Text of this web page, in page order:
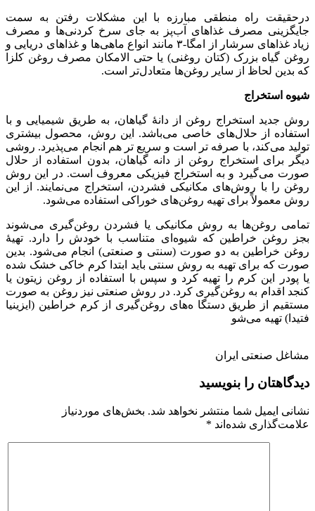
درحقیقت راه منطقی مبارزه با این مشکلات رفتن به سمت
جایگزینی مصرف غذاهای آب‌پز به جای سرخ کردنی‌ها و مصرف
زیاد غذاهای سرشار از امگا-۳ مانند انواع ماهی‌ها و غذاهای دریایی و
روغن گیاه بزرک (کتان روغنی) یا حتی الامکان مصرف روغن کلزا
که بدین لحاظ از سایر روغن‌ها متعادل‌تر است.
شیوه استخراج
روش جدید استخراج روغن از دانهٔ گیاهان، به طریق شیمیایی و با
استفاده از حلال‌های خاصی می‌باشد. این روش، محصول بیشتری
تولید می‌کند، با صرفه تر است و سریع تر هم انجام می‌پذیرد. روشی
دیگر برای استخراج روغن از دانه گیاهان، بدون استفاده از حلال
صورت می‌گیرد و به استخراج فیزیکی معروف است. در این روش
روغن را با روش‌های مکانیکی فشردن، استخراج می‌نمایند. از این
روش معمولاً برای تهیه روغن‌های خوراکی استفاده می‌شود.
تمامی روغن‌ها به روش مکانیکی یا فشردن روغن‌گیری می‌شوند
بجز روغن خراطین که شیوه‌ای متناسب با خودش را دارد. تهیهٔ
روغن خراطین به دو صورت (سنتی و صنعتی) انجام می‌شود. بدین
صورت که برای تهیه به روش سنتی باید ابتدا کرم خاکی خشک شده
یا پودر این کرم را تهیه کرد و سپس با استفاده از روغن زیتون یا
کنجد اقدام به روغن‌گیری کرد. در روش صنعتی نیز روغن به صورت
مستقیم از طریق دستگا ه‌های روغن‌گیری از کرم خراطین (ایزینیا
فتیدا) تهیه می‌شو
مشاغل صنعتی ایران
دیدگاهتان را بنویسید
نشانی ایمیل شما منتشر نخواهد شد. بخش‌های موردنیاز
علامت‌گذاری شده‌اند *